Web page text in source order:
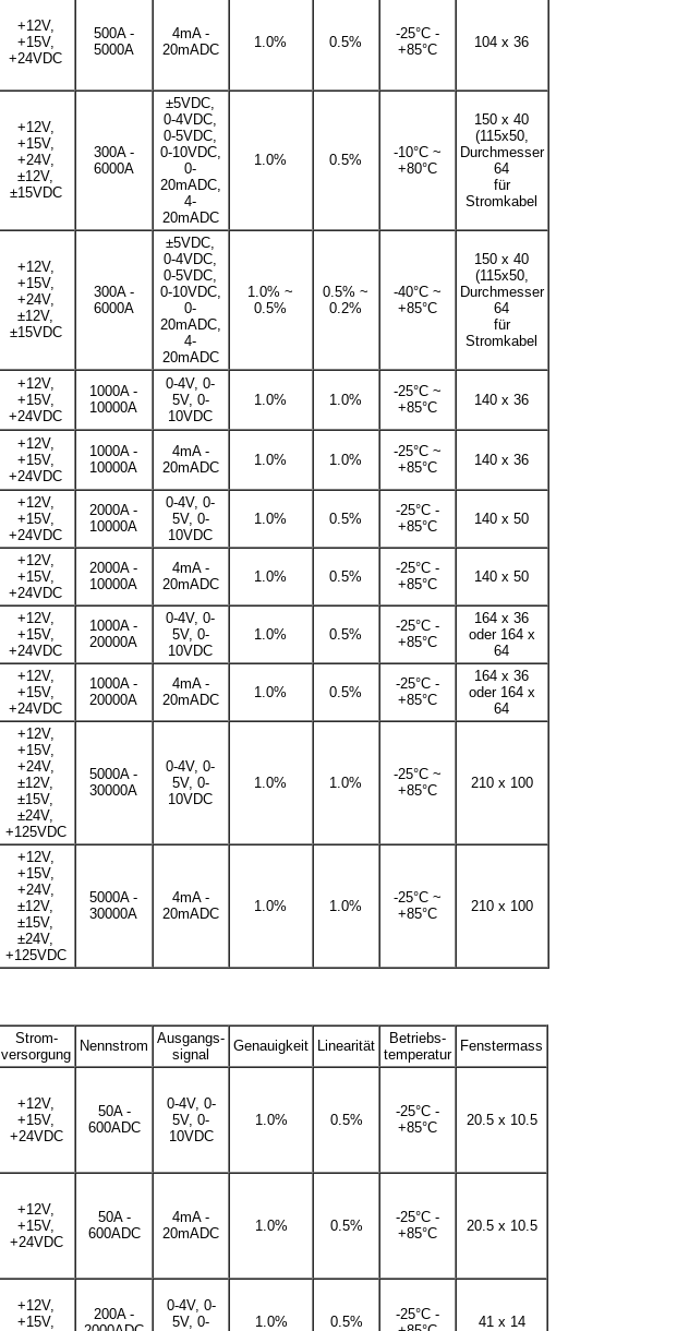
+12V,
+15V,
+24VDC
500A -
5000A
4mA -
20mADC
1.0% 0.5%
-25°C -
+85°C
104 x 36
+12V,
+15V,
+24V,
±12V,
±15VDC
300A -
6000A
±5VDC,
0-4VDC,
0-5VDC,
0-10VDC,
0-
20mADC,
4-
20mADC
1.0% 0.5%
-10°C ~
+80°C
150 x 40
(115x50,
Durchmesser
64
für
Stromkabel
+12V,
+15V,
+24V,
±12V,
±15VDC
300A -
6000A
±5VDC,
0-4VDC,
0-5VDC,
0-10VDC,
0-
20mADC,
4-
20mADC
1.0% ~
0.5%
0.5% ~
0.2%
-40°C ~
+85°C
150 x 40
(115x50,
Durchmesser
64
für
Stromkabel
+12V,
+15V,
+24VDC
1000A -
10000A
0-4V, 0-
5V, 0-
10VDC
1.0% 1.0%
-25°C ~
+85°C
140 x 36
+12V,
+15V,
+24VDC
1000A -
10000A
4mA -
20mADC
1.0% 1.0%
-25°C ~
+85°C
140 x 36
+12V,
+15V,
+24VDC
2000A -
10000A
0-4V, 0-
5V, 0-
10VDC
1.0% 0.5%
-25°C -
+85°C
140 x 50
+12V,
+15V,
+24VDC
2000A -
10000A
4mA -
20mADC
1.0% 0.5%
-25°C -
+85°C
140 x 50
+12V,
+15V,
+24VDC
1000A -
20000A
0-4V, 0-
5V, 0-
10VDC
1.0% 0.5%
-25°C -
+85°C
164 x 36
oder 164 x
64
+12V,
+15V,
+24VDC
1000A -
20000A
4mA -
20mADC
1.0% 0.5%
-25°C -
+85°C
164 x 36
oder 164 x
64
+12V,
+15V,
+24V,
±12V,
±15V,
±24V,
+125VDC
5000A -
30000A
0-4V, 0-
5V, 0-
10VDC
1.0% 1.0%
-25°C ~
+85°C
210 x 100
+12V,
+15V,
+24V,
±12V,
±15V,
±24V,
+125VDC
5000A -
30000A
4mA -
20mADC
1.0% 1.0%
-25°C ~
+85°C
210 x 100
Strom-
versorgung
Nennstrom Ausgangs-
signal
Genauigkeit Linearität
Betriebs-
temperatur
Fenstermass
+12V,
+15V,
+24VDC
50A -
600ADC
0-4V, 0-
5V, 0-
10VDC
1.0% 0.5%
-25°C -
+85°C
20.5 x 10.5
+12V,
+15V,
+24VDC
50A -
600ADC
4mA -
20mADC
1.0% 0.5%
-25°C -
+85°C
20.5 x 10.5
+12V,
+15V,
200A -
0-4V, 0-
5V, 0-
1.0% 0.5%
-25°C -
41 x 14